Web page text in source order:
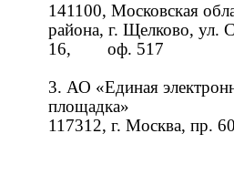
141100, Московская
района, г. Щелково, ул.
16, оф. 517
3. АО «Единая
площадка»
117312, г. Москва, пр.